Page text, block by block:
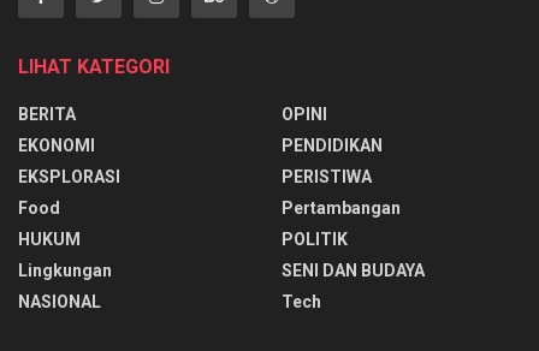
LIHAT KATEGORI
BERITA
EKONOMI
EKSPLORASI
Food
HUKUM
Lingkungan
NASIONAL
OPINI
PENDIDIKAN
PERISTIWA
Pertambangan
POLITIK
SENI DAN BUDAYA
Tech